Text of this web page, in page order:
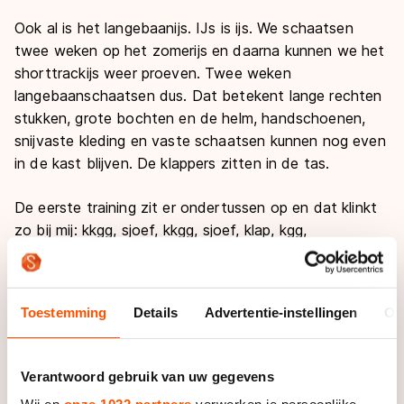
Toestemming Details Advertentie-instellingen
Verantwoord gebruik van uw gegevens
Ook al is het langebaanijs. IJs is ijs. We schaatsen
twee weken op het zomerijs en daarna kunnen we het
shorttrackijs weer proeven. Twee weken
langebaanschaatsen dus. Dat betekent lange rechten
stukken, grote bochten en de helm, handschoenen,
snijvaste kleding en vaste schaatsen kunnen nog even
in de kast blijven. De klappers zitten in de tas.
De eerste training zit er ondertussen op en dat klinkt
zo bij mij: kkgg, sjoef, kkgg, sjoef, klap, kgg,
sjoooeeeef, klap. Kkgg betekent dat ik eerst met de
achterkant van mijn ijzer op het ijs kom. Mijn excuus is
Sjoef betekent het glijmoment. De eerste training zit
er geregeld een veel langere sjoef tussen omdat ik mijn
uiteraard het openklappen van mijn klapschaats. Dat